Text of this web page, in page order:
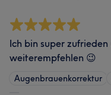
Ich bin super
weiterempfehlen 😉
Augenbrauenkorrektur